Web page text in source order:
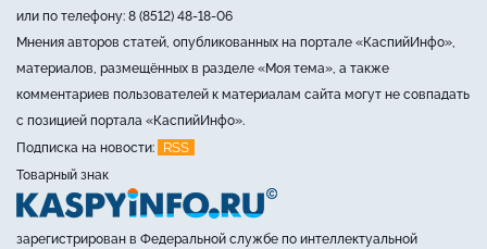
или по телефону: 8 (8512) 48-18-06
Мнения авторов статей, опубликованных на портале «КаспийИнфо»,
материалов, размещённых в разделе «Моя тема», а также
комментариев пользователей к материалам сайта могут не совпадать
с позицией портала «КаспийИнфо».
Подписка на новости:
RSS
Товарный знак
зарегистрирован в Федеральной службе по интеллектуальной